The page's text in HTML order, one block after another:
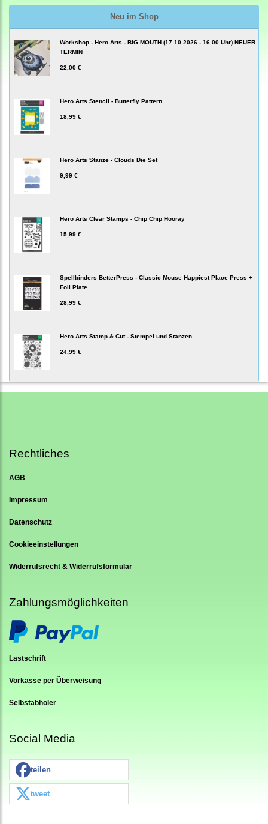
Neu im Shop
Workshop - Hero Arts - BIG MOUTH (17.10.2026 - 16.00 Uhr) NEUER
TERMIN
22,00 €
Hero Arts Stencil - Butterfly Pattern
18,99 €
Hero Arts Stanze - Clouds Die Set
9,99 €
Hero Arts Clear Stamps - Chip Chip Hooray
15,99 €
Spellbinders BetterPress - Classic Mouse Happiest Place Press +
Foil Plate
28,99 €
Hero Arts Stamp & Cut - Stempel und Stanzen
24,99 €
Rechtliches
AGB
Impressum
Datenschutz
Cookieeinstellungen
Widerrufsrecht & Widerrufsformular
Zahlungsmöglichkeiten
Lastschrift
Vorkasse per Überweisung
Selbstabholer
Social Media
teilen
tweet